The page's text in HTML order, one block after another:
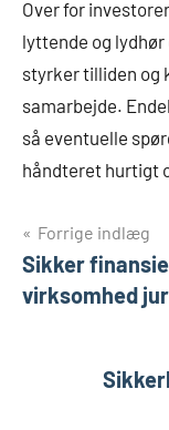
Over for
lyttende og
styrker tilliden og
samarbejde.
så eventuelle
håndteret hurtigt
Forrige indlæg
Sikker
virksomhed